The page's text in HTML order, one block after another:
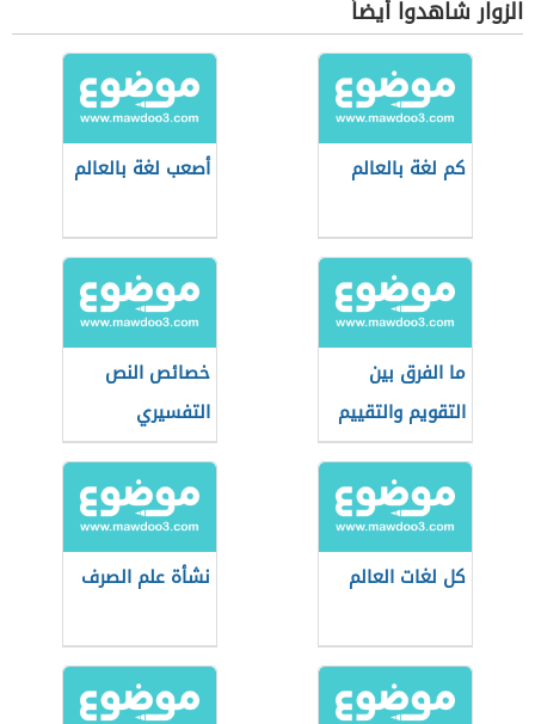
الزوار شاهدوا أيضاً
كم لغة بالعالم أصعب لغة بالعالم
ما الفرق بين
التقويم والتقييم
خصائص النص
التفسيري
كل لغات العالم نشأة علم الصرف